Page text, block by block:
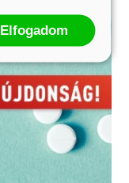
Elfogadom